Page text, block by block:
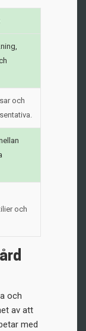
och
och
och
av att
med